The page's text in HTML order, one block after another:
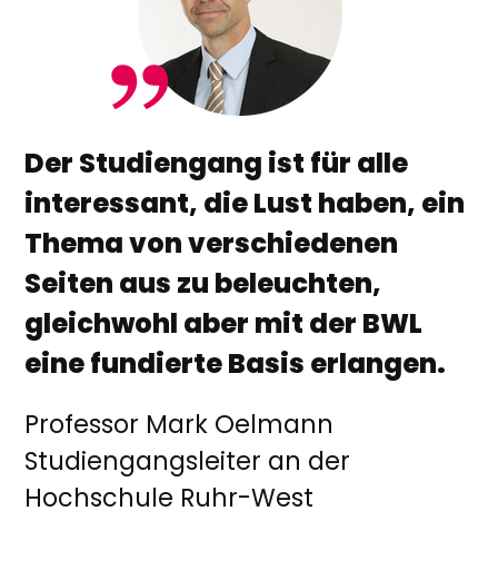
Der Studiengang ist für alle
interessant, die Lust haben, ein
Thema von verschiedenen
Seiten aus zu beleuchten,
gleichwohl aber mit der BWL
eine fundierte Basis erlangen.
Professor Mark Oelmann
Studiengangsleiter an der
Hochschule Ruhr-West